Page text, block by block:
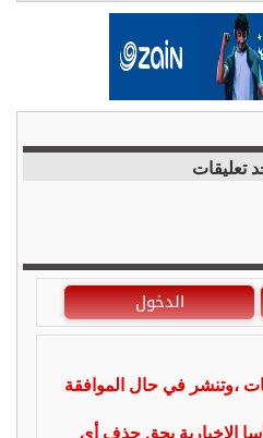
تعليقات
الدخول
،وتنشر في حال الموافقة
الاخبارية بحق حذف أي